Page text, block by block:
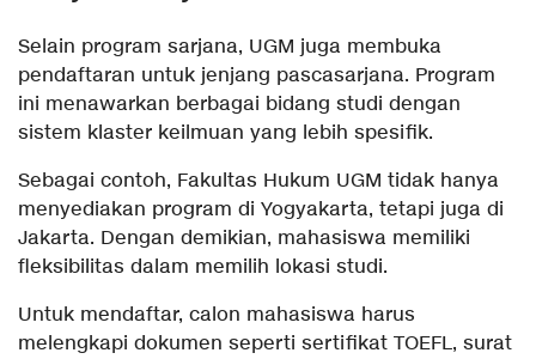
Selain program sarjana, UGM juga membuka
pendaftaran untuk jenjang pascasarjana. Program
ini menawarkan berbagai bidang studi dengan
sistem klaster keilmuan yang lebih spesifik.
Sebagai contoh, Fakultas Hukum UGM tidak hanya
menyediakan program di Yogyakarta, tetapi juga di
Jakarta. Dengan demikian, mahasiswa memiliki
fleksibilitas dalam memilih lokasi studi.
Untuk mendaftar, calon mahasiswa harus
melengkapi dokumen seperti sertifikat TOEFL, surat